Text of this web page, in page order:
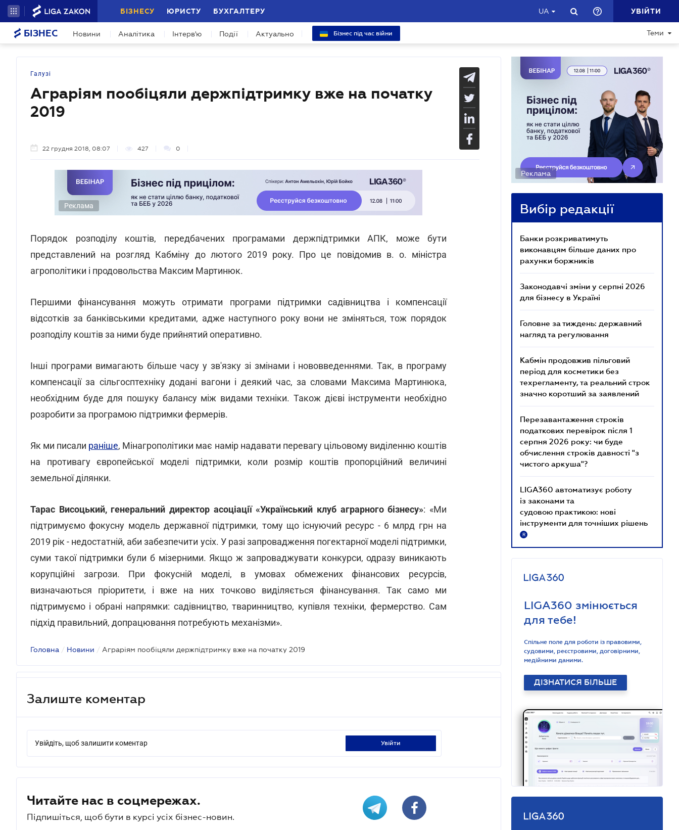
БІЗНЕСУ ЮРИСТУ БУХГАЛТЕРУ UA УВІЙТИ
БІЗНЕС Новини Аналітика Інтерв'ю Події Актуально Бізнес під час війни Теми
Галузі
Аграріям пообіцяли держпідтримку вже на початку
2019
22 грудня 2018, 08:07 427 0
Реклама
Порядок розподілу коштів, передбачених програмами держпідтримки АПК, може бути
представлений на розгляд Кабміну до лютого 2019 року. Про це повідомив в. о. міністра
агрополітики і продовольства Максим Мартинюк.
Першими фінансування можуть отримати програми підтримки садівництва і компенсації
відсотків за банківськими кредитами, адже наступного року вони не зміняться, тож порядок
розподілу коштів за ними буде прийнятий оперативно.
Інші програми вимагають більше часу у зв'язку зі змінами і нововведеннями. Так, в програму
компенсації за сільгосптехніку додані вагони і деякий час, за словами Максима Мартинюка,
необхідним буде для пошуку балансу між видами техніки. Також дієві інструменти необхідно
розробити за програмою підтримки фермерів.
Як ми писали раніше, Мінагрополітики має намір надавати перевагу цільовому виділенню коштів
на противагу європейської моделі підтримки, коли розмір коштів пропорційний величині
земельної ділянки.
Тарас Висоцький, генеральний директор асоціації «Український клуб аграрного бізнесу»: «Ми
підтримуємо фокусну модель державної підтримки, тому що існуючий ресурс - 6 млрд грн на
2019 рік - недостатній, аби забезпечити усіх. У разі запровадження погектарної моделі підтримки,
суми такої підтримки були б мізерними. Якщо ж запроваджувати конкурси, одразу виникають
корупційні загрози. При фокусній моделі, в умовах обмежених фінансових ресурсів,
визначаються пріоритети, і вже на них точково виділяється фінансування. Так само ми
підтримуємо і обрані напрямки: садівництво, тваринництво, купівля техніки, фермерство. Сам
підхід правильний, допрацювання потребують механізми».
Головна / Новини / Аграріям пообіцяли держпідтримку вже на початку 2019
Залиште коментар
Увійдіть, щоб залишити коментар увійти
Читайте нас в соцмережах.
Підпишіться, щоб бути в курсі усіх бізнес-новин.
Реклама
Вибір редакції
Банки розкриватимуть
виконавцям більше даних про
рахунки боржників
Законодавчі зміни у серпні 2026
для бізнесу в Україні
Головне за тиждень: державний
нагляд та регулювання
Кабмін продовжив пільговий
період для косметики без
техрегламенту, та реальний строк
значно коротший за заявлений
Перезавантаження строків
податкових перевірок після 1
серпня 2026 року: чи буде
обчислення строків давності "з
чистого аркуша"?
LIGA360 автоматизує роботу
із законами та
судовою практикою: нові
інструменти для точніших рішень
R
LIGA360 змінюється
для тебе!
Спільне поле для роботи із правовими,
судовими, реєстровими, договірними,
медійними даними.
ДІЗНАТИСЯ БІЛЬШЕ